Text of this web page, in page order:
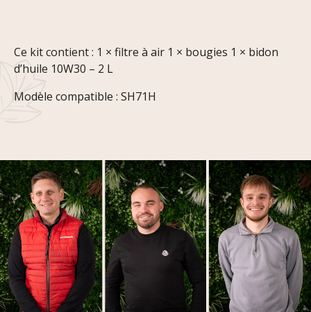
Ce kit contient : 1 × filtre à air 1 × bougies 1 × bidon
d’huile 10W30 – 2 L
Modèle compatible : SH71H